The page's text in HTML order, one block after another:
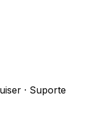
· Suporte